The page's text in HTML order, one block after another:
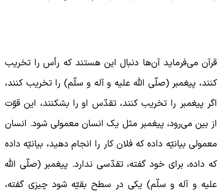
می‌فرماید آن‌ها دنبال این هستند که رأس را تخریب
پیغمبر (صلّی الله علیه و آله و سلّم) را تخریب کنند،
پیغمبر را تخریب کنند، تقدّس او را بشکنند، این قوّت
بین می‌رود، پیغمبر مثل یک انسان معمولی شود. انسان
بیانیّه داده که فلان کار را انجام دهید، بیانیّه داده
داده، برای خود گفته، تقدّسی ندارد. پیغمبر (صلّی الله
و آله و سلّم) یکی در سطح بقیّه شود چیزی گفته،